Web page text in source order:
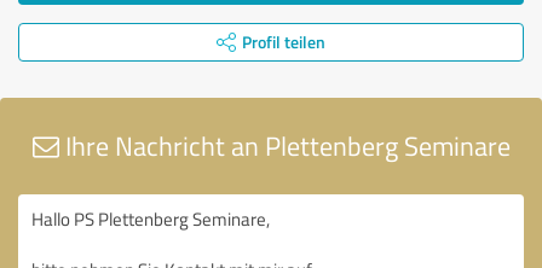
Profil teilen
Ihre Nachricht an Plettenberg Seminare